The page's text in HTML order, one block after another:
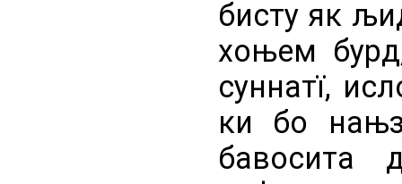
бисту як
хоњем
суннатї,
ки бо
бавосита